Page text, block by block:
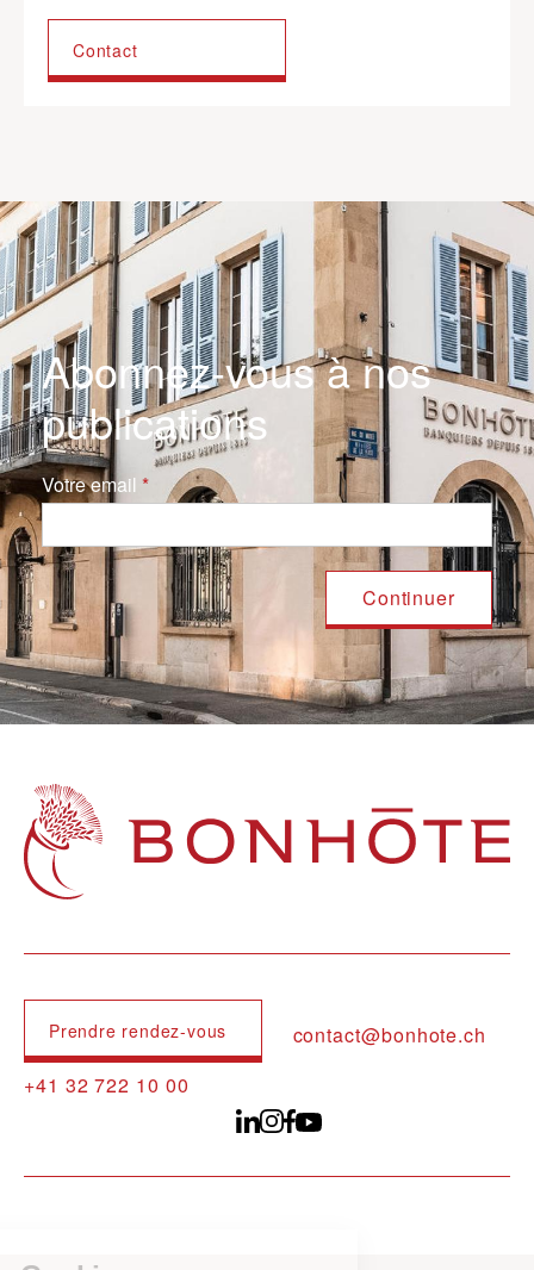
Contact
Abonnez-vous à nos
publications
Votre email
Navigation principale
Prendre rendez-vous
contact@bonhote.ch
+41 32 722 10 00